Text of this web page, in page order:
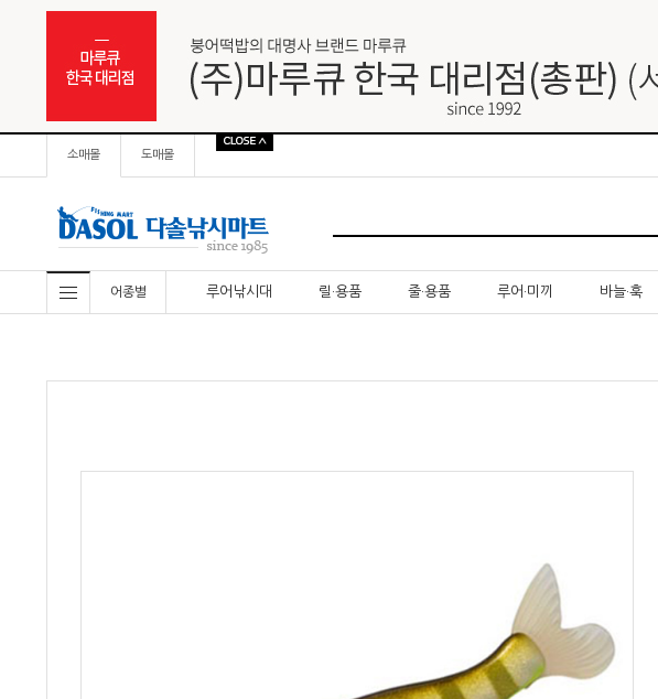
소매몰 도매몰
어종별 루어낚시대 릴·용품 줄·용품 루어·미끼 바늘·훅